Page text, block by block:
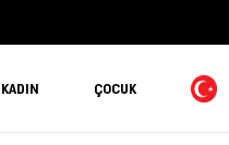
KADIN ÇOCUK